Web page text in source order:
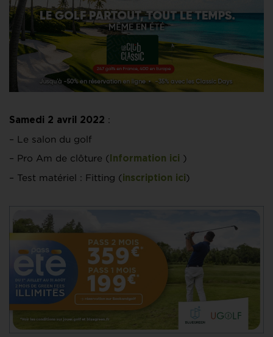
Samedi 2 avril 2022 :
– Le salon du golf
– Pro Am de clôture ( Information ici )
– Test matériel : Fitting (inscription ici)